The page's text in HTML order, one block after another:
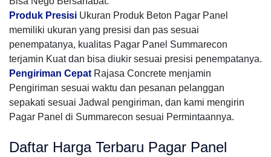
Produk Presisi Ukuran Produk Beton Pagar Panel
memiliki ukuran yang presisi dan pas sesuai
penempatanya, kualitas Pagar Panel Summarecon
terjamin Kuat dan bisa diukir sesuai presisi penempatanya.
Pengiriman Cepat Rajasa Concrete menjamin
Pengiriman sesuai waktu dan pesanan pelanggan
sepakati sesuai Jadwal pengiriman, dan kami mengirin
Pagar Panel di Summarecon sesuai Permintaannya.
Daftar Harga Terbaru Pagar Panel